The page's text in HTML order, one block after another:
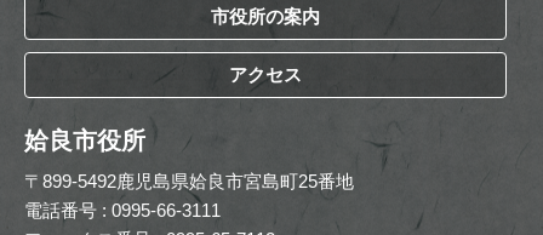
市役所の案内
アクセス
姶良市役所
〒899-5492鹿児島県姶良市宮島町25番地
電話番号 : 0995-66-3111